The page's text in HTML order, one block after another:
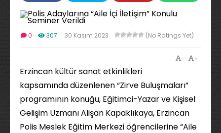
0 307 30 Kasım 2023 (No Ratings Yet)
+
-
Erzincan kültür sanat etkinlikleri
kapsamında düzenlenen “Zirve Buluşmaları”
programının konuğu, Eğitimci-Yazar ve Kişisel
Gelişim Uzmanı Alişan Kapaklıkaya, Erzincan
Polis Meslek Eğitim Merkezi öğrencilerine “Aile